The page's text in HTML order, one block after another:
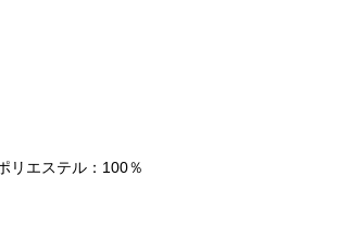
エステル：100％